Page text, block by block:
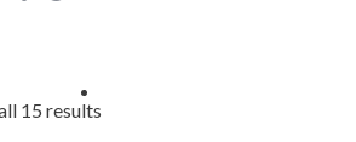
15 results